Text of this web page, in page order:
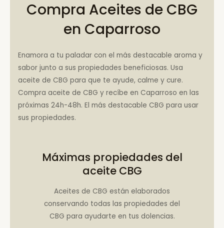
Compra Aceites de CBG
en Caparroso
Enamora a tu paladar con el más destacable aroma y
sabor junto a sus propiedades beneficiosas. Usa
aceite de CBG para que te ayude, calme y cure.
Compra aceite de CBG y recíbe en Caparroso en las
próximas 24h-48h. El más destacable CBG para usar
sus propiedades.
Máximas propiedades del
aceite CBG
Aceites de CBG están elaborados
conservando todas las propiedades del
CBG para ayudarte en tus dolencias.